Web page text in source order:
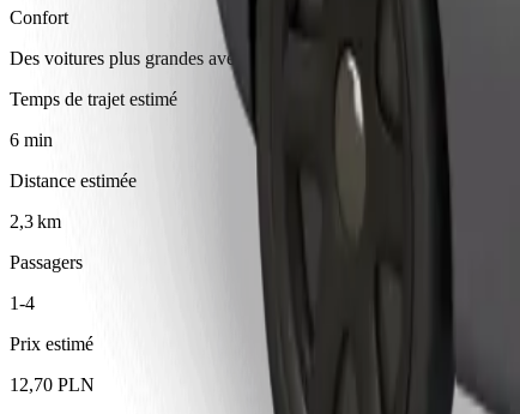
Confort
Des voitures plus grandes avec plus d'espace pour les jambes et
Temps de trajet estimé
6 min
Distance estimée
2,3 km
Passagers
1-4
Prix estimé
12,70 PLN